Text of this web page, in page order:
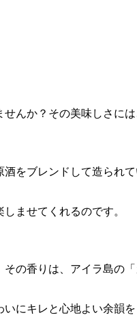
んか？その美味しさに
をブレンドして造られ
ませてくれるのです。
の香りは、アイラ島の
にキレと心地よい余韻を